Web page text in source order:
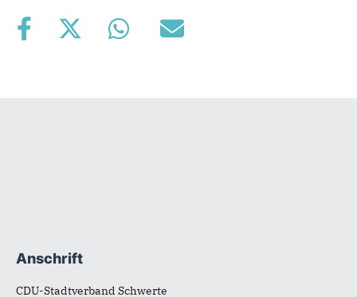
Anschrift
CDU-Stadtverband Schwerte